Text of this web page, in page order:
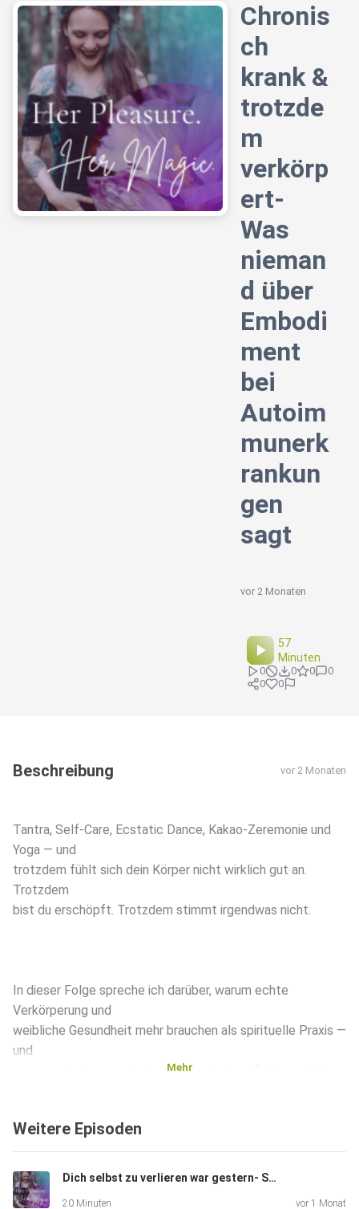
Chronis
ch
krank &
trotzde
m
verkörp
ert-
Was
nieman
d über
Embodi
ment
bei
Autoim
munerk
rankun
gen
sagt
vor 2 Monaten
57
Minuten
0 0 0
0
0
0
Beschreibung vor 2 Monaten
Tantra, Self-Care, Ecstatic Dance, Kakao-Zeremonie und
Yoga — und
trotzdem fühlt sich dein Körper nicht wirklich gut an.
Trotzdem
bist du erschöpft. Trotzdem stimmt irgendwas nicht.
In dieser Folge spreche ich darüber, warum echte
Verkörperung und
weibliche Gesundheit mehr brauchen als spirituelle Praxis —
und
was passiert, wenn wir den pragmatischen Teil komplett
Autoimmunerkrankung,
unabhängige
Blutwerte mir gezeigt haben, was kein Visionboard je hätte
Mehr
Weitere Episoden
Dich selbst zu verlieren war gestern- Selbstliebe & deine sexy Beziehung zu dir
20 Minuten vor 1 Monat